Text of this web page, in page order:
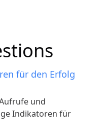
für den Erfolg
und
Indikatoren für